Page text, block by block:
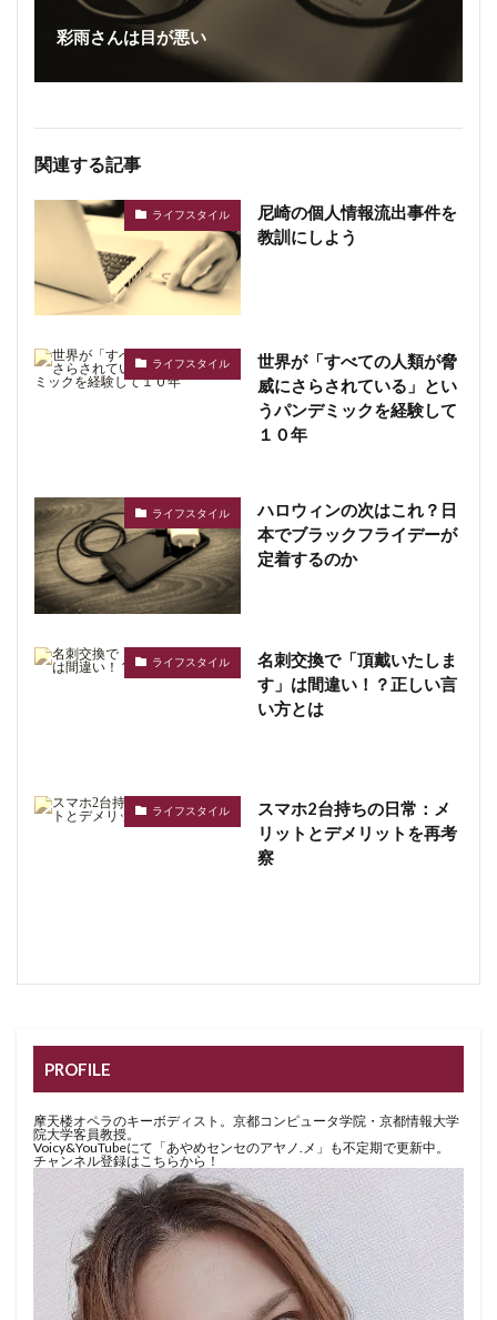
彩雨さんは目が悪い
関連する記事
ライフスタイル
尼崎の個人情報流出事件を
教訓にしよう
ライフスタイル
世界が「すべての人類が脅
威にさらされている」とい
うパンデミックを経験して
１０年
ライフスタイル
ハロウィンの次はこれ？日
本でブラックフライデーが
定着するのか
ライフスタイル
名刺交換で「頂戴いたしま
す」は間違い！？正しい言
い方とは
ライフスタイル
スマホ2台持ちの日常：メ
リットとデメリットを再考
察
PROFILE
摩天楼オペラのキーボディスト。京都コンピュータ学院・京都情報大学
院大学客員教授。
Voicy&YouTubeにて「あやめセンセのアヤノ.メ」も不定期で更新中。
チャンネル登録はこちらから！